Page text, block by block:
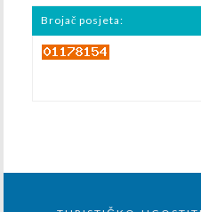
Brojač posjeta: